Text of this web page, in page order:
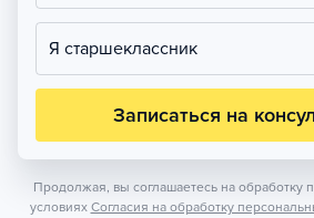
Я старшеклассник
Записаться на
Продолжая, вы соглашаетесь на обработку
условиях Согласия на обработку